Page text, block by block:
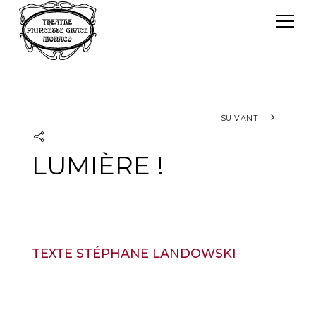
Le TPG
SUIVANT
LUMIÈRE !
TEXTE STÉPHANE LANDOWSKI
Panneau de gestion des cookies